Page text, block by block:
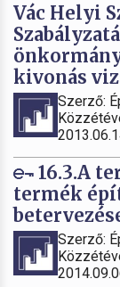
Vác Helyi
kivonás
Szerző:
16.3.A
termék
Szerző: